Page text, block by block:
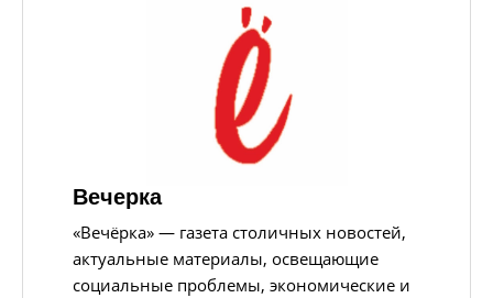
Вечерка
«Вечёрка» — газета столичных новостей,
актуальные материалы, освещающие
социальные проблемы, экономические и